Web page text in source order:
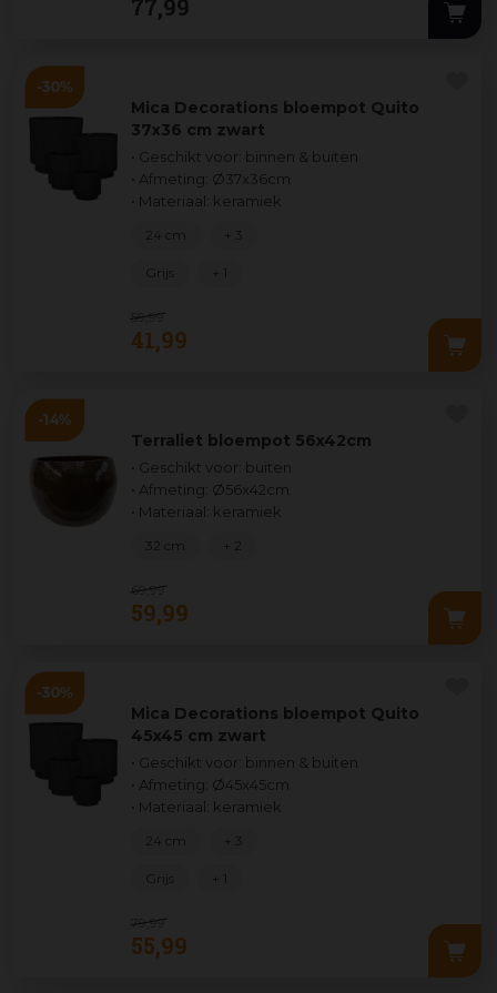
77,99
Mica Decorations bloempot Quito
37x36 cm zwart
• Geschikt voor: binnen & buiten
• Afmeting: Ø37x36cm
• Materiaal: keramiek
59 99
41,99
24 cm + 3
Grijs + 1
Terraliet bloempot 56x42cm
• Geschikt voor: buiten
• Afmeting: Ø56x42cm
• Materiaal: keramiek
69,99
59,99
32 cm + 2
Mica Decorations bloempot Quito
45x45 cm zwart
• Geschikt voor: binnen & buiten
• Afmeting: Ø45x45cm
• Materiaal: keramiek
79,99
55,99
24 cm + 3
Grijs + 1